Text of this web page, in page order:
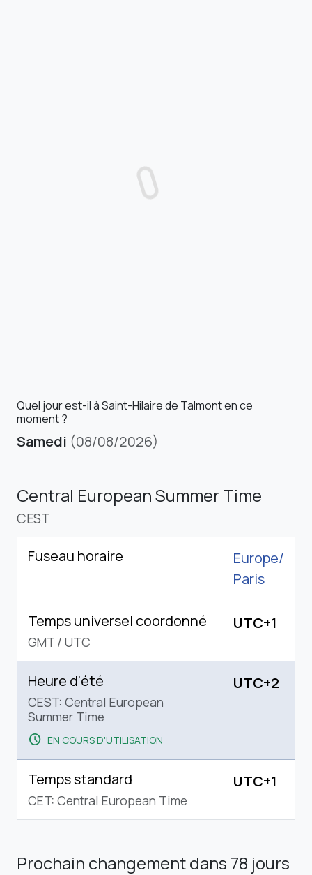
Quel jour est-il à Saint-Hilaire de Talmont en ce
moment ?
Samedi (08/08/2026)
Central European Summer Time
CEST
Fuseau horaire
Europe/
Paris
Temps universel coordonné
GMT / UTC
UTC+1
Heure d'été
CEST: Central European
Summer Time
schedule EN COURS D'UTILISATION
UTC+2
Temps standard
CET: Central European Time
UTC+1
Prochain changementdans 78 jours